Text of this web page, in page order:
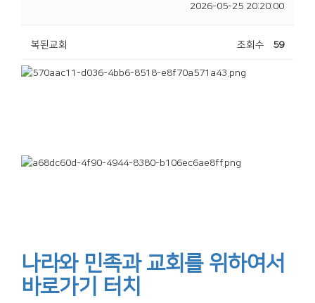
2026-05-25 20:20:00
복된교회 조회수 59
나라와 민족과 교회를 위하여서
바로가기 터치